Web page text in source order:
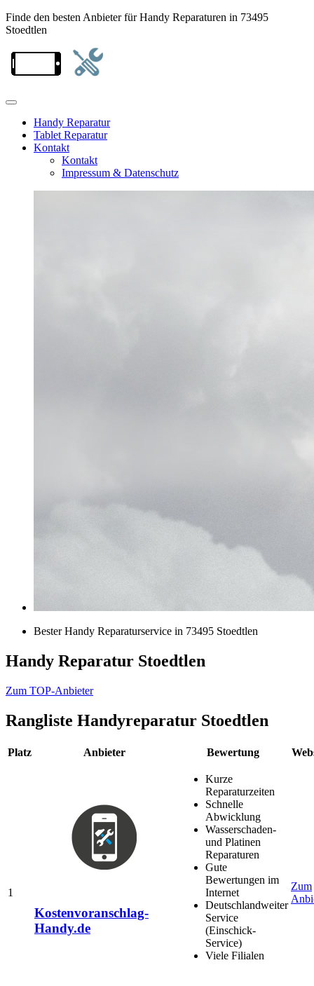
Finde den besten Anbieter für Handy Reparaturen in 73495
Stoedtlen
Handy Reparatur
Tablet Reparatur
Kontakt
Kontakt
Impressum & Datenschutz
Bester Handy Reparaturservice in 73495 Stoedtlen
Handy Reparatur Stoedtlen
Zum TOP-Anbieter
Rangliste Handyreparatur Stoedtlen
Platz Anbieter Bewertung
1
Kostenvoranschlag-
Handy.de
Kurze
Reparaturzeiten
Schnelle
Abwicklung
Wasserschaden-
und Platinen
Reparaturen
Gute
Bewertungen im
Internet
Deutschlandweiter
Service
(Einschick-
Service)
Viele Filialen
Zum